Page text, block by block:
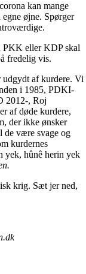
kan mange
øjne. Spørger
PKK eller KDP skal
fredelig vis.
af kurdere. Vi
i 1985, PDKI-
2012-, Roj
af døde kurdere,
der ikke ønsker
de være svage og
kurdernes
yek, hûnê herin yek
krig. Sæt jer ned,